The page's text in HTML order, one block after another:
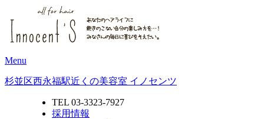
Menu
杉並区西永福駅近くの美容室 イノセンツ
TEL 03-3323-7927
採用情報